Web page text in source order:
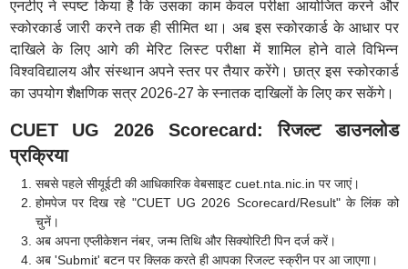
एनटीए ने स्पष्ट किया है कि उसका काम केवल परीक्षा आयोजित करने और
स्कोरकार्ड जारी करने तक ही सीमित था। अब इस स्कोरकार्ड के आधार पर
दाखिले के लिए आगे की मेरिट लिस्ट परीक्षा में शामिल होने वाले विभिन्न
विश्वविद्यालय और संस्थान अपने स्तर पर तैयार करेंगे। छात्र इस स्कोरकार्ड
का उपयोग शैक्षणिक सत्र 2026-27 के स्नातक दाखिलों के लिए कर सकेंगे।
CUET UG 2026 Scorecard: रिजल्ट डाउनलोड
प्रक्रिया
सबसे पहले सीयूईटी की आधिकारिक वेबसाइट cuet.nta.nic.in पर जाएं।
होमपेज पर दिख रहे "CUET UG 2026 Scorecard/Result" के लिंक को
चुनें।
अब अपना एप्लीकेशन नंबर, जन्म तिथि और सिक्योरिटी पिन दर्ज करें।
अब 'Submit' बटन पर क्लिक करते ही आपका रिजल्ट स्क्रीन पर आ जाएगा।